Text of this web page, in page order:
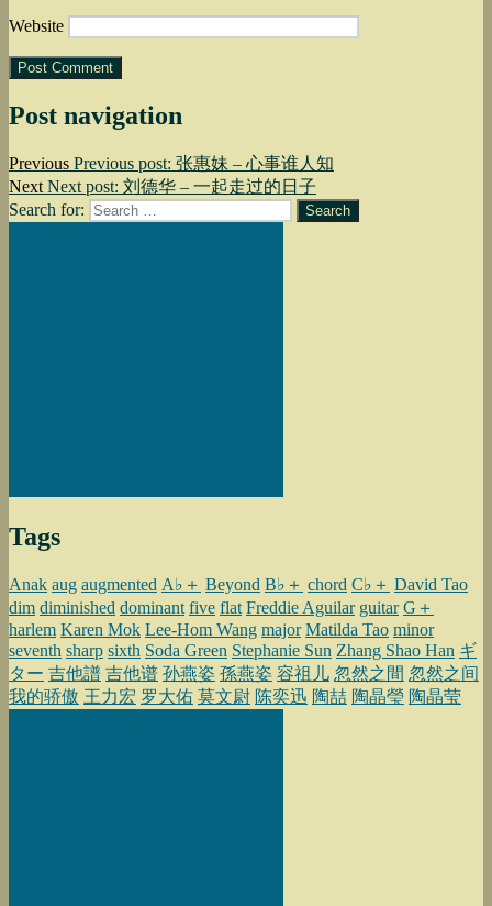
Website
Post navigation
Previous Previous post: 张惠妹 – 心事谁人知
Next Next post: 刘德华 – 一起走过的日子
Search for:
Search
Tags
Anak aug augmented A♭＋ Beyond B♭＋ chord C♭＋ David Tao
dim diminished dominant five flat Freddie Aguilar guitar G＋
harlem Karen Mok Lee-Hom Wang major Matilda Tao minor
seventh sharp sixth Soda Green Stephanie Sun Zhang Shao Han ギ
ター 吉他譜 吉他谱 孙燕姿 孫燕姿 容祖儿 忽然之間 忽然之间
我的骄傲 王力宏 罗大佑 莫文尉 陈奕迅 陶喆 陶晶瑩 陶晶莹